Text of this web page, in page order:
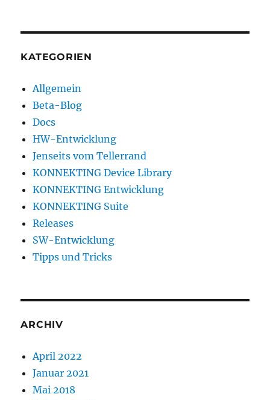
KATEGORIEN
Allgemein
Beta-Blog
Docs
HW-Entwicklung
Jenseits vom Tellerrand
KONNEKTING Device Library
KONNEKTING Entwicklung
KONNEKTING Suite
Releases
SW-Entwicklung
Tipps und Tricks
ARCHIV
April 2022
Januar 2021
Mai 2018